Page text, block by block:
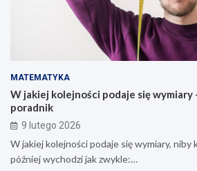
MATEMATYKA
W jakiej kolejności podaje się wymiary
poradnik
9 lutego 2026
W jakiej kolejności podaje się wymiary, niby
później wychodzi jak zwykle:…